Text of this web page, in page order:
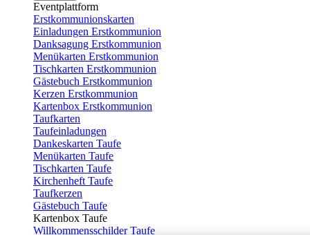
Eventplattform
Erstkommunionskarten
Einladungen Erstkommunion
Danksagung Erstkommunion
Menükarten Erstkommunion
Tischkarten Erstkommunion
Gästebuch Erstkommunion
Kerzen Erstkommunion
Kartenbox Erstkommunion
Taufkarten
Taufeinladungen
Dankeskarten Taufe
Menükarten Taufe
Tischkarten Taufe
Kirchenheft Taufe
Taufkerzen
Gästebuch Taufe
Kartenbox Taufe
Willkommensschilder Taufe